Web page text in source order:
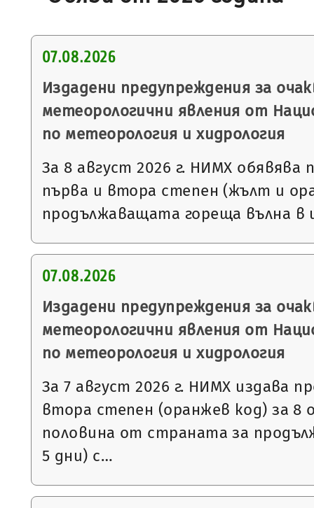
07.08.2026
Издадени предупреждения за
метеорологични явления от
по метеорология и хидрология
За 8 август 2026 г. НИМХ обявява
първа и втора степен (жълт и
продължаващата гореща вълна в
07.08.2026
Издадени предупреждения за
метеорологични явления от
по метеорология и хидрология
За 7 август 2026 г. НИМХ издава
втора степен (оранжев код) за 8
половина от страната за
5 дни) с…